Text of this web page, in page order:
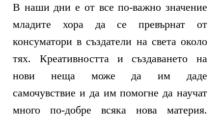
В наши дни е от все по-важно значение
младите хора да се превърнат от
консуматори в създатели на света около
тях. Креативността и създаването на
нови неща може да им даде
самочувствие и да им помогне да научат
много по-добре всяка нова материя.